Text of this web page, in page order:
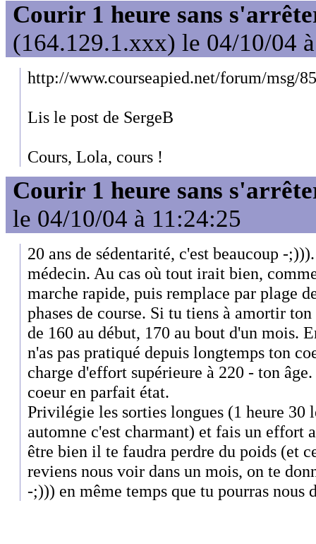
Courir 1 heure sans
(164.129.1.xxx) le 04/10/04
http://www.courseapied.net/forum/msg/
Lis le post de SergeB
Cours, Lola, cours !
Courir 1 heure sans
le 04/10/04 à 11:24:25
20 ans de sédentarité, c'est beaucoup -
médecin. Au cas où tout irait bien,
marche rapide, puis remplace par plage
phases de course. Si tu tiens à amortir
de 160 au début, 170 au bout d'un mois.
n'as pas pratiqué depuis longtemps ton
charge d'effort supérieure à 220 - ton
coeur en parfait état.
Privilégie les sorties longues (1 heure 30
automne c'est charmant) et fais un effort
être bien il te faudra perdre du poids (et
reviens nous voir dans un mois, on te
-;))) en même temps que tu pourras nous